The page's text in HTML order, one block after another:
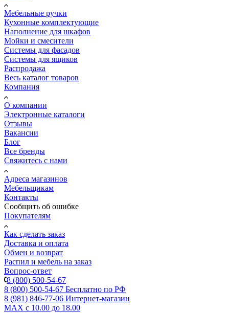
Мебельные ручки
Кухонные комплектующие
Наполнение для шкафов
Мойки и смесители
Системы для фасадов
Системы для ящиков
Распродажа
Весь каталог товаров
Компания
О компании
Электронные каталоги
Отзывы
Вакансии
Блог
Все бренды
Свяжитесь с нами
Адреса магазинов
Мебельщикам
Контакты
Сообщить об ошибке
Покупателям
Как сделать заказ
Доставка и оплата
Обмен и возврат
Распил и мебель на заказ
Вопрос-ответ
8 (800) 500-54-67
8 (800) 500-54-67 Бесплатно по РФ
8 (981) 846-77-06 Интернет-магазин
MAX с 10.00 до 18.00